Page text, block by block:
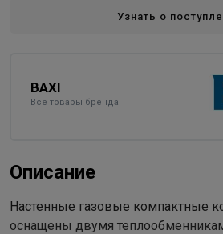
Узнать о
BAXI
Все товары бренда
Описание
Настенные газовые компактные
оснащены двумя